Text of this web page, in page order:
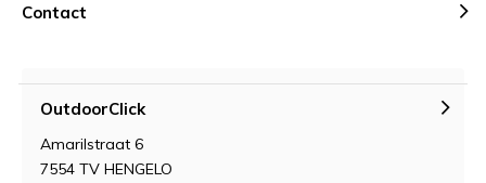
Contact
OutdoorClick
Amarilstraat 6
7554 TV HENGELO